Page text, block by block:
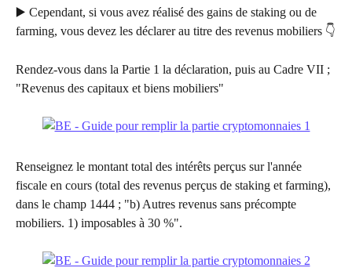
▶️ Cependant, si vous avez réalisé des gains de staking ou de
farming, vous devez les déclarer au titre des revenus mobiliers 👇
Rendez-vous dans la Partie 1 la déclaration, puis au Cadre VII ;
"Revenus des capitaux et biens mobiliers"
Renseignez le montant total des intérêts perçus sur l'année
fiscale en cours (total des revenus perçus de staking et farming),
dans le champ 1444 ; "b) Autres revenus sans précompte
mobiliers. 1) imposables à 30 %".